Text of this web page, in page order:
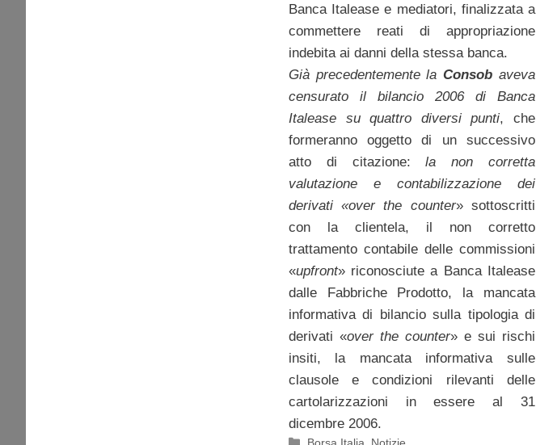
Banca Italease e mediatori, finalizzata a
commettere reati di appropriazione
indebita ai danni della stessa banca.
Già precedentemente laConsob aveva
censurato il bilancio 2006 di Banca
Italease su quattro diversi punti, che
formeranno oggetto di un successivo
atto di citazione:la non corretta
valutazione e contabilizzazione dei
derivati «over the counter» sottoscritti
con la clientela, il non corretto
trattamento contabile delle commissioni
«upfront» riconosciute a Banca Italease
dalle Fabbriche Prodotto, la mancata
informativa di bilancio sulla tipologia di
derivati «over the counter» e sui rischi
insiti, la mancata informativa sulle
clausole e condizioni rilevanti delle
cartolarizzazioni in essere al 31
dicembre 2006.
Categorie
Borsa Italia
Notizie